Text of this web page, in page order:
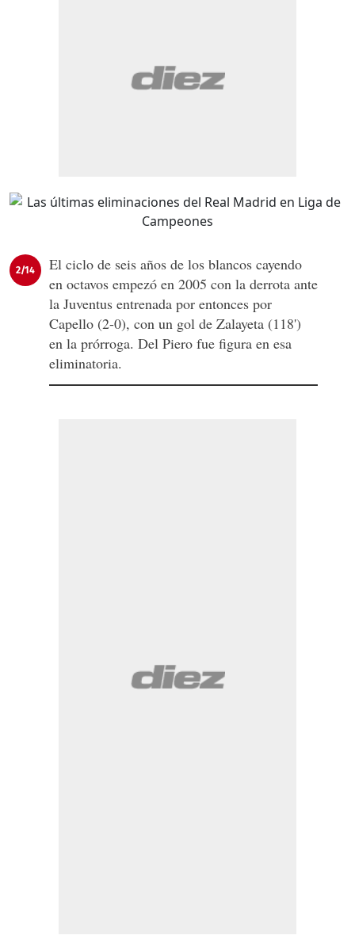
2/14
El ciclo de seis años de los blancos cayendo
en octavos empezó en 2005 con la derrota ante
la Juventus entrenada por entonces por
Capello (2-0), con un gol de Zalayeta (118')
en la prórroga. Del Piero fue figura en esa
eliminatoria.